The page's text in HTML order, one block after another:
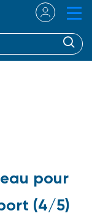
pour
(4/5)